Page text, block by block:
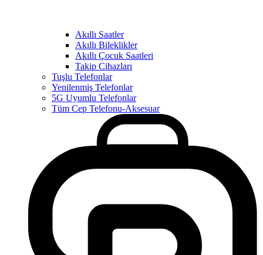
Akıllı Saatler
Akıllı Bileklikler
Akıllı Çocuk Saatleri
Takip Cihazları
Tuşlu Telefonlar
Yenilenmiş Telefonlar
5G Uyumlu Telefonlar
Tüm Cep Telefonu-Aksesuar